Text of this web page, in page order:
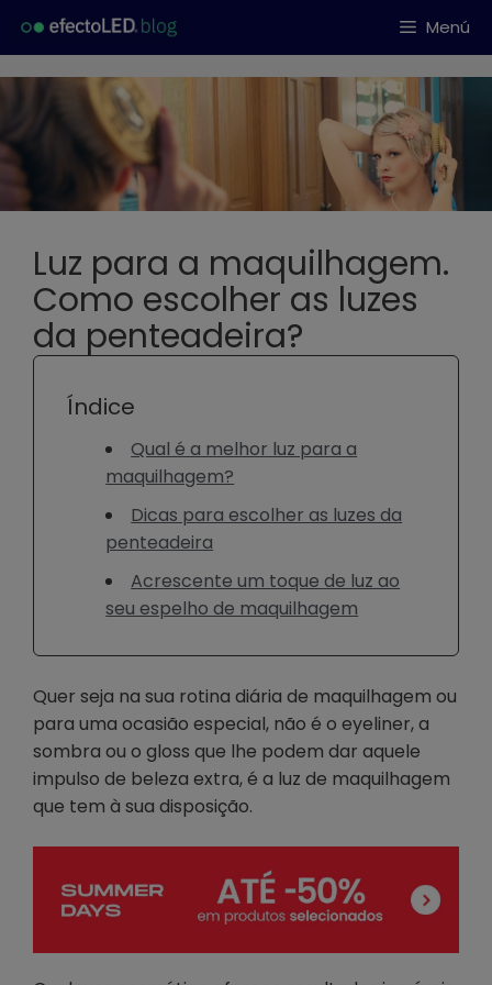
Menú
Luz para a maquilhagem.
Como escolher as luzes
da penteadeira?
Índice
Qual é a melhor luz para a
maquilhagem?
Dicas para escolher as luzes da
penteadeira
Acrescente um toque de luz ao
seu espelho de maquilhagem
Quer seja na sua rotina diária de maquilhagem ou
para uma ocasião especial, não é o eyeliner, a
sombra ou o gloss que lhe podem dar aquele
impulso de beleza extra, é a luz de maquilhagem
que tem à sua disposição.